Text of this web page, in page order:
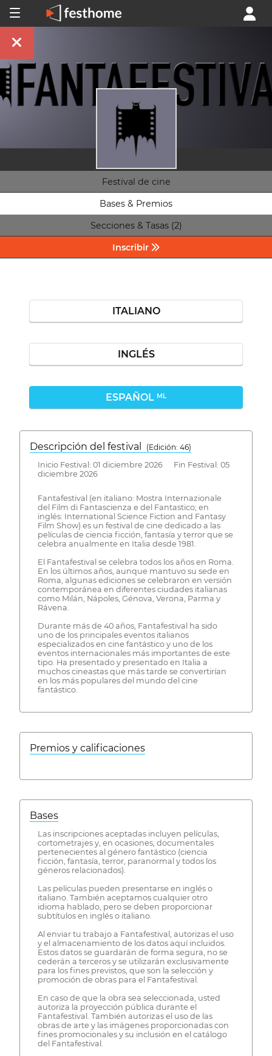
Festival de cine
Bases & Premios
Secciones & Tasas (2)
Inscribir
ITALIANO
INGLÉS
ESPAÑOL ML
Descripción del festival
( Edición: 46)
Inicio Festival: 01 diciembre 2026 Fin Festival: 05
diciembre 2026
Fantafestival (en italiano: Mostra Internazionale
del Film di Fantascienza e del Fantastico; en
inglés: International Science Fiction and Fantasy
Film Show) es un festival de cine dedicado a las
películas de ciencia ficción, fantasía y terror que se
celebra anualmente en Italia desde 1981.
El Fantafestival se celebra todos los años en Roma.
En los últimos años, aunque mantuvo su sede en
Roma, algunas ediciones se celebraron en versión
contemporánea en diferentes ciudades italianas
como Milán, Nápoles, Génova, Verona, Parma y
Rávena.
Durante más de 40 años, Fantafestival ha sido
uno de los principales eventos italianos
especializados en cine fantástico y uno de los
eventos internacionales más importantes de este
tipo. Ha presentado y presentado en Italia a
muchos cineastas que más tarde se convertirían
en los más populares del mundo del cine
fantástico.
Premios y calificaciones
Bases
Las inscripciones aceptadas incluyen películas,
cortometrajes y, en ocasiones, documentales
pertenecientes al género fantástico (ciencia
ficción, fantasía, terror, paranormal y todos los
géneros relacionados).
Las películas pueden presentarse en inglés o
italiano. También aceptamos cualquier otro
idioma hablado, pero se deben proporcionar
subtítulos en inglés o italiano.
Al enviar tu trabajo a Fantafestival, autorizas el uso
y el almacenamiento de los datos aquí incluidos.
Estos datos se guardarán de forma segura, no se
cederán a terceros y se utilizarán exclusivamente
para los fines previstos, que son la selección y
promoción de obras para el Fantafestival.
En caso de que la obra sea seleccionada, usted
autoriza la proyección pública durante el
Fantafestival. También autorizas el uso de las
obras de arte y las imágenes proporcionadas con
fines promocionales y su inclusión en el catálogo
del Fantafestival.